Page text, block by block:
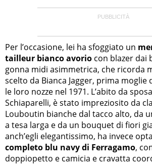
Per l’occasione, lei ha sfoggiato un
tailleur bianco avorio con blazer dai
gonna midi asimmetrica, che ricorda
scelto da Bianca Jagger, prima moglie
le loro nozze nel 1971. L’abito da
Schiaparelli, è stato impreziosito da
Louboutin bianche dal tacco alto, da
a tesa larga e da un bouquet di fiori
anch’egli elegantissimo, ha invece
completo blu navy di Ferragamo,
doppiopetto e camicia e cravatta